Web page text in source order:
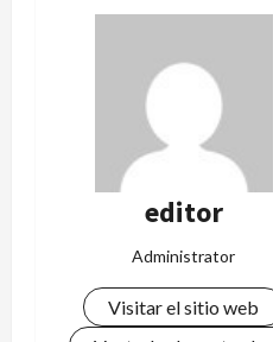
editor
Administrator
Visitar el sitio web